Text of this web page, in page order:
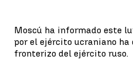
Moscú ha informado este
por el ejército ucraniano ha
fronterizo del ejército ruso.